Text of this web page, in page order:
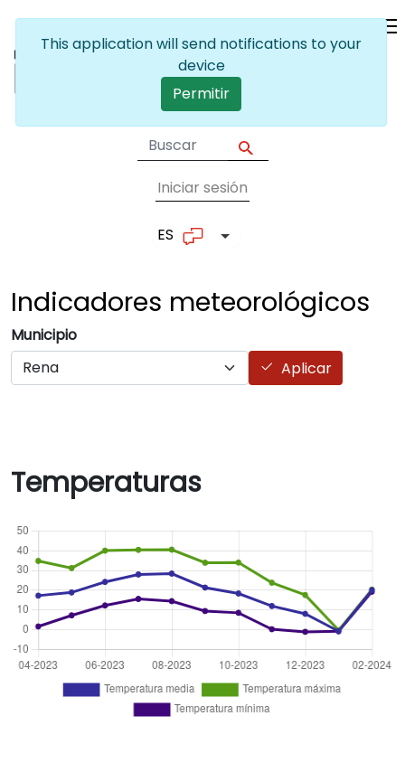
User account
Iniciar sesión
ES Lista adicional de
Indicadores meteorológicos
Municipio
Aplicar
Temperaturas
This application will send notifications to your
device
Permitir